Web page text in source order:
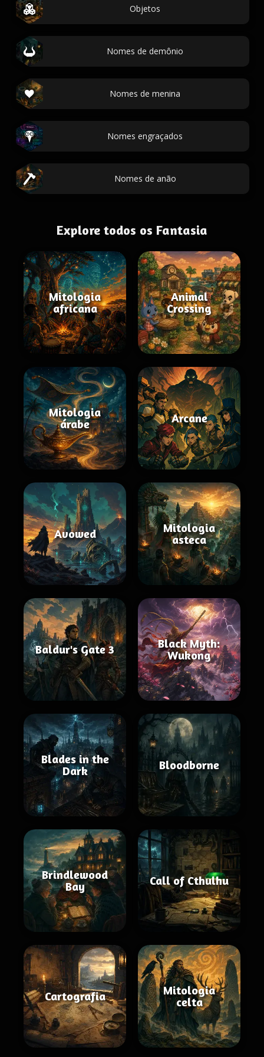
Objetos
Nomes de demônio
Nomes de menina
Nomes engraçados
Nomes de anão
Explore todos os Fantasia
Mitologia
africana
Animal
Crossing
Mitologia
árabe
Arcane
Avowed
Mitologia
asteca
Baldur's Gate 3
Black Myth:
Wukong
Blades in the
Dark
Bloodborne
Brindlewood
Bay
Call of Cthulhu
Cartografia
Mitologia
celta